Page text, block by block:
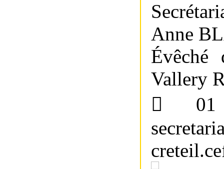
Anne
Évêché
Vallery
